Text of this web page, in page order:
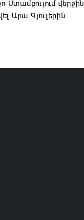
Ստամբուլում վերջին
Արա Գյուլերին